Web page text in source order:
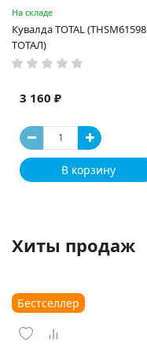
На складе
Кувалда TOTAL (THSM61598
ТОТАЛ)
3 160 ₽
В корзину
Хиты продаж
Бестселлер